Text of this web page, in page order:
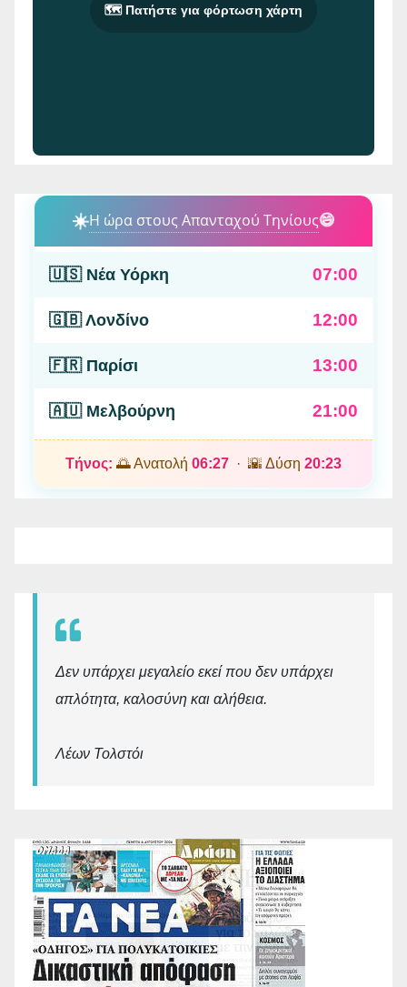
🗺️ Πατήστε για φόρτωση χάρτη
☀️Η ώρα στους Απανταχού Τηνίους😄
🇺🇸 Νέα Υόρκη 07:00
🇬🇧 Λονδίνο 12:00
🇫🇷 Παρίσι 13:00
🇦🇺 Μελβούρνη 21:00
Τήνος: 🌅 Ανατολή 06:27 · 🌇 Δύση 20:23
Δεν υπάρχει μεγαλείο εκεί που δεν υπάρχει
απλότητα, καλοσύνη και αλήθεια.
Λέων Τολστόι